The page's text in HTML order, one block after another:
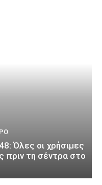
Όλες οι χρήσιμες
πριν τη σέντρα στο